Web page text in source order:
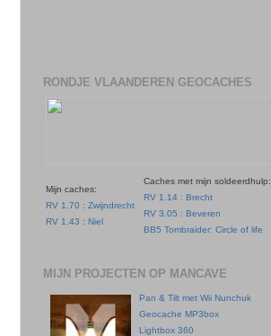
RONDJE VLAANDEREN GEOCACHES
Mijn caches:
RV 1.70 : Zwijndrecht
RV 1.43 : Niel
Caches met mijn soldeerdhulp:
RV 1.14 : Brecht
RV 3.05 : Beveren
BB5 Tombraider: Circle of life
MIJN PROJECTEN OP MANCAVE
Pan & Tilt met Wii Nunchuk
Geocache MP3box
Lightbox 360